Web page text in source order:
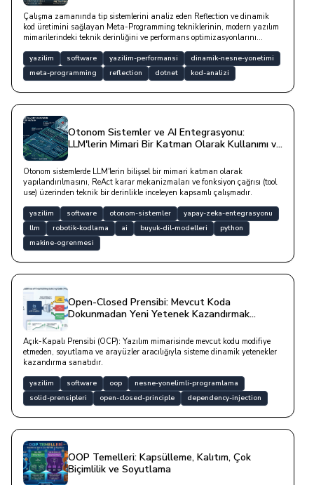
Çalışma zamanında tip sistemlerini analiz eden Reflection ve dinamik
kod üretimini sağlayan Meta-Programming tekniklerinin, modern yazılım
mimarilerindeki teknik derinliğini ve performans optimizasyonlarını
yazilim software yazilim-performansi
dinamik-nesne-yonetimi
meta-programming
reflection dotnet kod-analizi
Otonom Sistemler ve AI Entegrasyonu:
LLM'lerin Mimari Bir Katman Olarak Kullanımı ve
Otonom sistemlerde LLM'lerin bilişsel bir mimari katman olarak
yapılandırılmasını, ReAct karar mekanizmaları ve fonksiyon çağrısı (tool
use) üzerinden teknik bir derinlikle inceleyen kapsamlı çalışmadır.
yazilim software otonom-sistemler
yapay-zeka-entegrasyonu
llm
robotik-kodlama ai buyuk-dil-modelleri
python
makine-ogrenmesi
Open-Closed Prensibi: Mevcut Koda
Dokunmadan Yeni Yetenek Kazandırmak
Açık-Kapalı Prensibi (OCP): Yazılım mimarisinde mevcut kodu modifiye
etmeden, soyutlama ve arayüzler aracılığıyla sisteme dinamik yetenekler
kazandırma sanatıdır.
yazilim software oop
nesne-yonelimli-programlama
solid-prensipleri
open-closed-principle dependency-injection
OOP Temelleri: Kapsülleme, Kalıtım, Çok
Biçimlilik ve Soyutlama